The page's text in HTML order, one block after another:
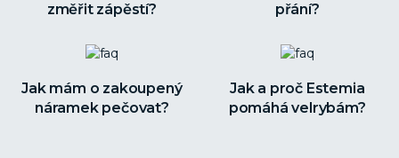
změřit zápěstí?
přání?
Jak mám o zakoupený
náramek pečovat?
Jak a proč Estemia
pomáhá velrybám?